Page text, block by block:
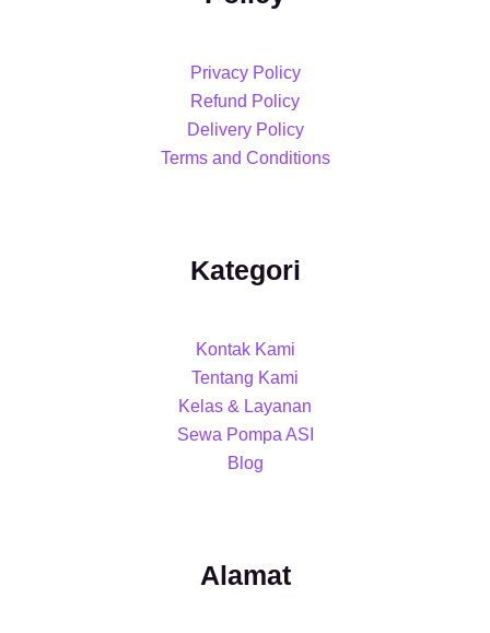
Privacy Policy
Refund Policy
Delivery Policy
Terms and Conditions
Kategori
Kontak Kami
Tentang Kami
Kelas & Layanan
Sewa Pompa ASI
Blog
Alamat